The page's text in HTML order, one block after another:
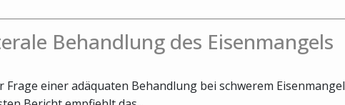
Behandlung des Eisenmangels
Frage einer adäquaten Behandlung bei schwerem Eisenmangel